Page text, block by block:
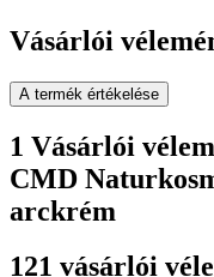
Vásárlói
A termék értékelése
1 Vásárlói
CMD
arckrém
121 vásárlói